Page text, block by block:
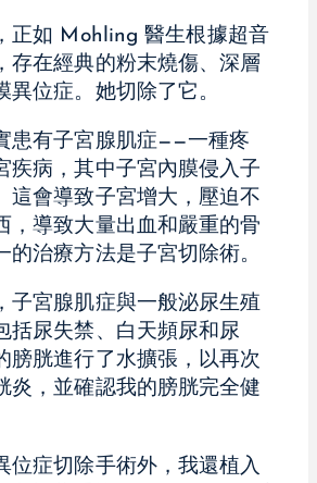
正如 Mohling 醫生根據超音
存在經典的粉末燒傷、深層
異位症。她切除了它。
患有子宮腺肌症——一種疼
疾病，其中子宮內膜侵入子
這會導致子宮增大，壓迫不
，導致大量出血和嚴重的骨
的治療方法是子宮切除術。
子宮腺肌症與一般泌尿生殖
括尿失禁、白天頻尿和尿
膀胱進行了水擴張，以再次
炎，並確認我的膀胱完全健
位症切除手術外，我還植入